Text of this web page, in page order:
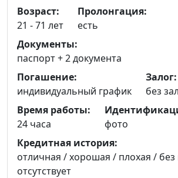
Возраст:
21 - 71 лет
Пролонгация:
есть
Документы:
паспорт +2 документа
Погашение:
индивидуальный график
Залог:
без
Время работы:
24 часа
фото
Кредитная история:
отличная / хорошая / плохая /
отсутствует